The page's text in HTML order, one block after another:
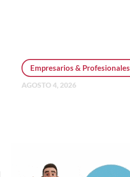
Empresarios & Profesionales
AGOSTO 4, 2026